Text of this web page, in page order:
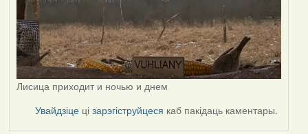
Лисица приходит и ночью и днем
Увайдзіце цізарэгіструйцеся каб пакідаць каментары.